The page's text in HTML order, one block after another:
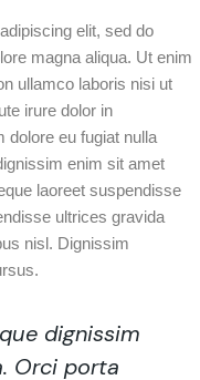
elit, sed do
magna aliqua. Ut enim
ullamco laboris nisi ut
irure dolor in
dolore eu fugiat nulla
enim sit amet
laoreet suspendisse
ultrices gravida
nisl. Dignissim
dignissim
Orci porta